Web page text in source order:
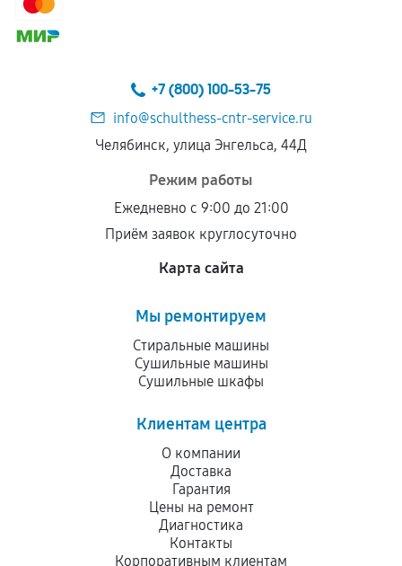
+7 (800) 100-53-75
info@schulthess-cntr-service.ru
Челябинск, улица Энгельса, 44Д
Режим работы
Ежедневно с 9:00 до 21:00
Приём заявок круглосуточно
Карта сайта
Мы ремонтируем
Стиральные машины
Сушильные машины
Сушильные шкафы
Клиентам центра
О компании
Доставка
Гарантия
Цены на ремонт
Диагностика
Контакты
Корпоративным клиентам